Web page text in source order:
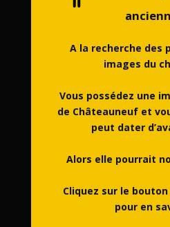
A la recherche des
images du
Vous possédez une
de Châteauneuf et
peut dater
Alors elle pourrait
Cliquez sur le
pour en
Navigation rapide :
Actualités
Découvrir
Visiter
Programme des visites et
Histoire
Pratique